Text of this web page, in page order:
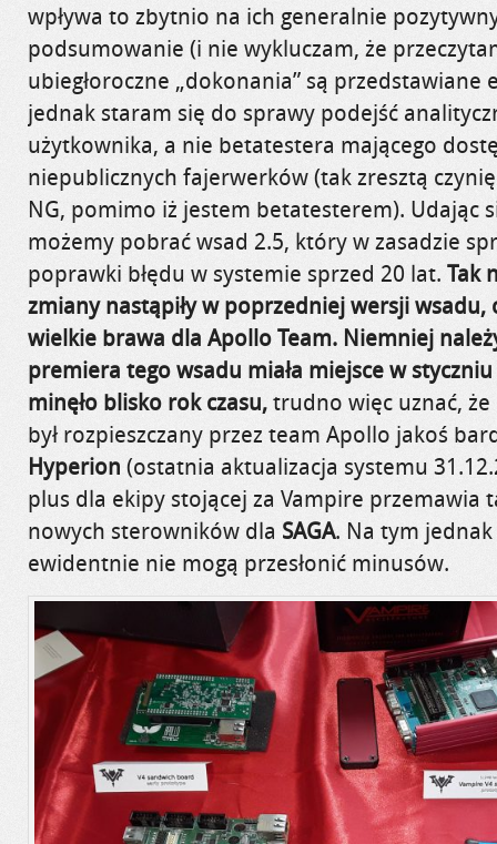
wpływa to zbytnio na ich generalnie
podsumowanie (i nie wykluczam, że
ubiegłoroczne „dokonania” są przedstawiane
jednak staram się do sprawy podejść
użytkownika, a nie betatestera mającego
niepublicznych fajerwerków (tak zresztą
NG, pomimo iż jestem betatesterem). Udając
możemy pobrać wsad 2.5, który w zasadzie
poprawki błędu w systemie sprzed 20 lat. Tak
zmiany nastąpiły w poprzedniej wersji wsadu,
wielkie brawa dla Apollo Team. Niemniej
premiera tego wsadu miała miejsce w
minęło blisko rok czasu,trudno więc uznać,
był rozpieszczany przez team Apollo jakoś
Hyperion (ostatnia aktualizacja systemu
plus dla ekipy stojącej za Vampire przemawia
nowych sterowników dla SAGA. Na tym
ewidentnie nie mogą przesłonić minusów.